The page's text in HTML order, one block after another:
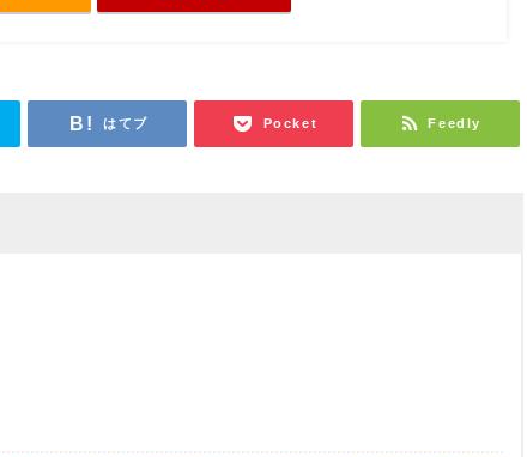
はてブ Pocket Feedly